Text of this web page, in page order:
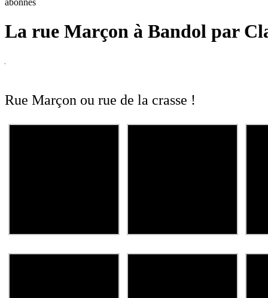
La rue Marçon à Bandol par
Rue Marçon ou rue de la crasse !